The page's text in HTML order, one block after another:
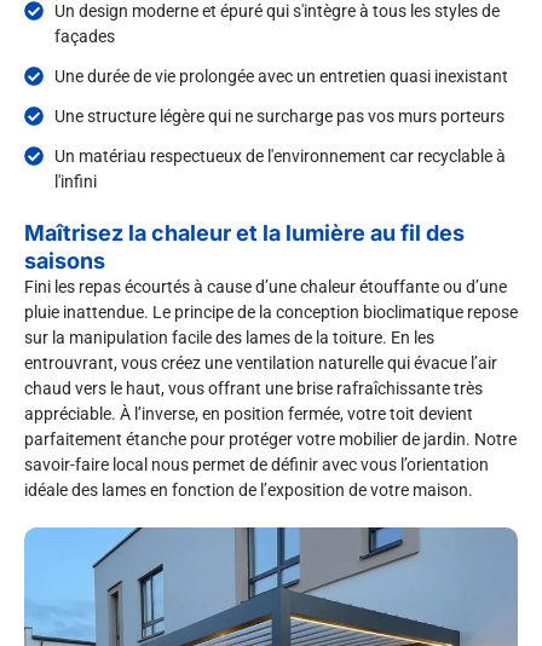
Un design moderne et épuré qui s'intègre à tous les styles de
façades
Une durée de vie prolongée avec un entretien quasi inexistant
Une structure légère qui ne surcharge pas vos murs porteurs
Un matériau respectueux de l'environnement car recyclable à
l'infini
Maîtrisez la chaleur et la lumière au fil des
saisons
Fini les repas écourtés à cause d’une chaleur étouffante ou d’une
pluie inattendue. Le principe de la conception bioclimatique repose
sur la manipulation facile des lames de la toiture. En les
entrouvrant, vous créez une ventilation naturelle qui évacue l’air
chaud vers le haut, vous offrant une brise rafraîchissante très
appréciable. À l’inverse, en position fermée, votre toit devient
parfaitement étanche pour protéger votre mobilier de jardin. Notre
savoir-faire local nous permet de définir avec vous l’orientation
idéale des lames en fonction de l’exposition de votre maison.